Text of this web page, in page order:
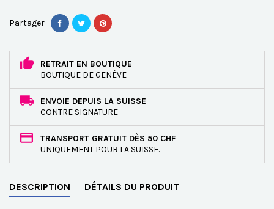
Partager
RETRAIT EN BOUTIQUE
BOUTIQUE DE GENÈVE
ENVOIE DEPUIS LA SUISSE
CONTRE SIGNATURE
TRANSPORT GRATUIT DÈS 50 CHF
UNIQUEMENT POUR LA SUISSE.
DESCRIPTION DÉTAILS DU PRODUIT